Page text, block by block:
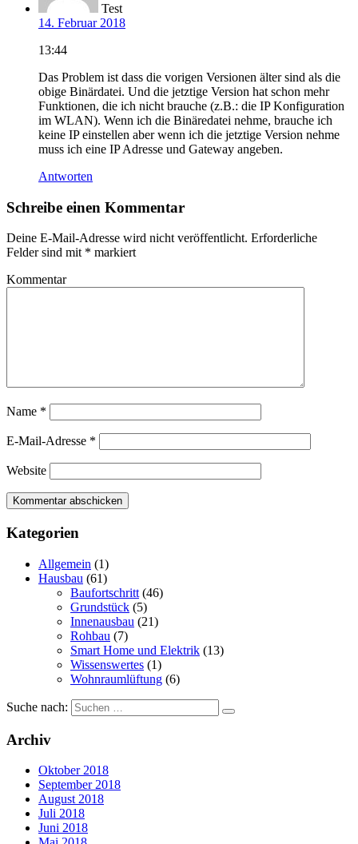
Test
14. Februar 2018
13:44
Das Problem ist dass die vorigen Versionen älter sind als die
obige Binärdatei. Und die jetztige Version hat schon mehr
Funktionen, die ich nicht brauche (z.B.: die IP Konfiguration
im WLAN). Wenn ich die Binäredatei nehme, brauche ich
keine IP einstellen aber wenn ich die jetztige Version nehme
muss ich eine IP Adresse und Gateway angeben.
Antworten
Schreibe einen Kommentar
Deine E-Mail-Adresse wird nicht veröffentlicht. Erforderliche
Felder sind mit * markiert
Kommentar
Name *
E-Mail-Adresse *
Website
Kategorien
Allgemein (1)
Hausbau (61)
Baufortschritt (46)
Grundstück (5)
Innenausbau (21)
Rohbau (7)
Smart Home und Elektrik (13)
Wissenswertes (1)
Wohnraumlüftung (6)
Suche nach:
Archiv
Oktober 2018
September 2018
August 2018
Juli 2018
Juni 2018